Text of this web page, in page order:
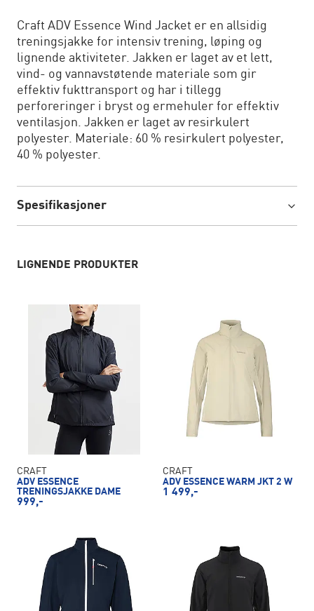
Craft ADV Essence Wind Jacket er en allsidig
treningsjakke for intensiv trening, løping og
lignende aktiviteter. Jakken er laget av et lett,
vind- og vannavstøtende materiale som gir
effektiv fukttransport og har i tillegg
perforeringer i bryst og ermehuler for effektiv
ventilasjon. Jakken er laget av resirkulert
polyester. Materiale: 60 % resirkulert polyester,
40 % polyester.
Spesifikasjoner
LIGNENDE PRODUKTER
CRAFT
ADV ESSENCE
TRENINGSJAKKE DAME
999,-
CRAFT
ADV ESSENCE WARM JKT 2 W
1 499,-